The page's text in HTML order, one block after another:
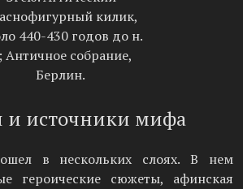
килик,
440-430 годов до н.
Античное собрание,
Берлин.
и источники мифа
в нескольких слоях. В нем
героические сюжеты, афинская